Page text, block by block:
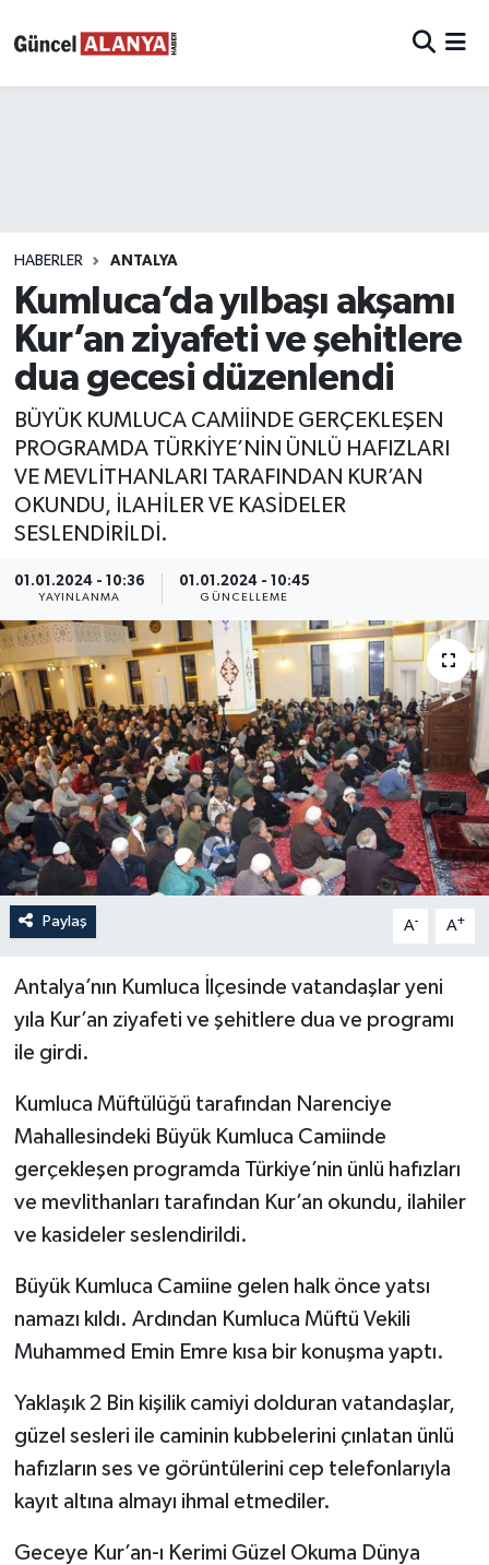
HABERLER ANTALYA
Kumluca’da yılbaşı akşamı
Kur’an ziyafeti ve şehitlere
dua gecesi düzenlendi
BÜYÜK KUMLUCA CAMİİNDE GERÇEKLEŞEN
PROGRAMDA TÜRKİYE’NİN ÜNLÜ HAFIZLARI
VE MEVLİTHANLARI TARAFINDAN KUR’AN
OKUNDU, İLAHİLER VE KASİDELER
SESLENDİRİLDİ.
01.01.2024 - 10:36
YAYINLANMA
01.01.2024 - 10:45
GÜNCELLEME
Paylaş A- A+
Antalya’nın Kumluca İlçesinde vatandaşlar yeni
yıla Kur’an ziyafeti ve şehitlere dua ve programı
ile girdi.
Kumluca Müftülüğü tarafından Narenciye
Mahallesindeki Büyük Kumluca Camiinde
gerçekleşen programda Türkiye’nin ünlü hafızları
ve mevlithanları tarafından Kur’an okundu, ilahiler
ve kasideler seslendirildi.
Büyük Kumluca Camiine gelen halk önce yatsı
namazı kıldı. Ardından Kumluca Müftü Vekili
Muhammed Emin Emre kısa bir konuşma yaptı.
Yaklaşık 2 Bin kişilik camiyi dolduran vatandaşlar,
güzel sesleri ile caminin kubbelerini çınlatan ünlü
hafızların ses ve görüntülerini cep telefonlarıyla
kayıt altına almayı ihmal etmediler.
Geceye Kur’an-ı Kerimi Güzel Okuma Dünya